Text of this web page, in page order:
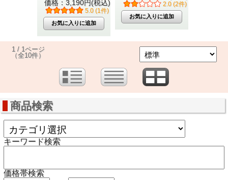
価格：3,190円(税込)
5.0 (1件)
2.0 (2件)
1 / 1ページ
（全10件）
商品検索
キーワード検索
価格帯検索